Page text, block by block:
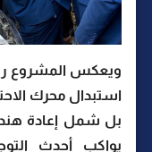
ويعكس المشروع
استبدال محرك
بل شمل إعادة
يواكب أحدث